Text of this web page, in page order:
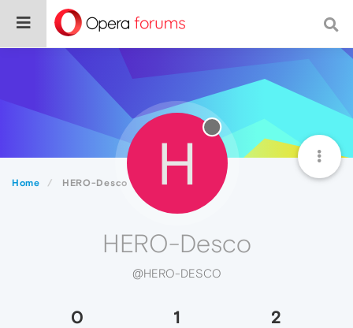
Home HERO-Desco H
HERO-Desco
@HERO-DESCO
0 1 2